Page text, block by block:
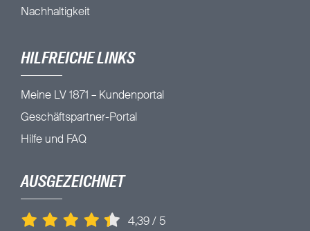
Nachhaltigkeit
HILFREICHE LINKS
Meine LV 1871 – Kundenportal
Geschäftspartner-Portal
Hilfe und FAQ
AUSGEZEICHNET
4,39/ 5